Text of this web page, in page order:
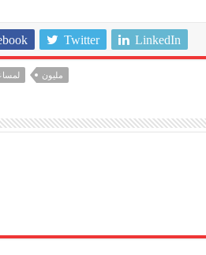
Twitter LinkedIn
مليون